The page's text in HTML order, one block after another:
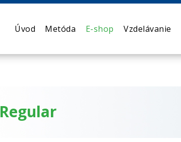
Úvod Metóda E-shop Vzdelávanie
Regular